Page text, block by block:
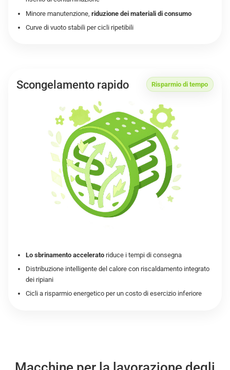
Minore manutenzione, riduzione dei materiali di consumo
Curve di vuoto stabili per cicli ripetibili
Scongelamento rapido Risparmio di tempo
Lo sbrinamento acceleratoriduce i tempi di consegna
Distribuzione intelligente del calore con riscaldamento integrato
dei ripiani
Cicli a risparmio energetico per un costo di esercizio inferiore